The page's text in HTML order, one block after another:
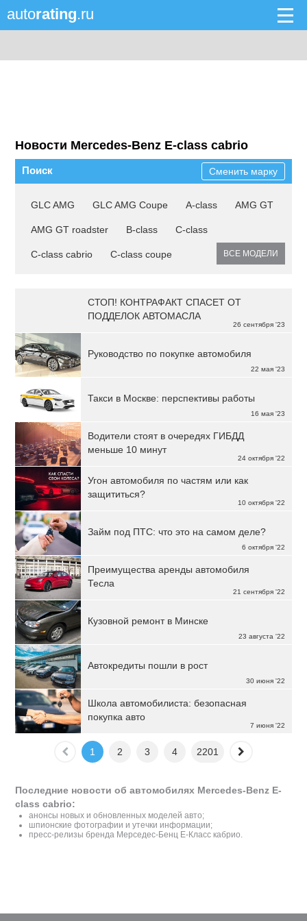
autorating.ru
Новости Mercedes-Benz E-class cabrio
Поиск Сменить марку
GLC AMG GLC AMG Coupe A-class AMG GT
AMG GT roadster B-class C-class
C-class cabrio C-class coupe ВСЕ МОДЕЛИ
26 сентября '23
СТОП! КОНТРАФАКТ СПАСЕТ ОТ
ПОДДЕЛОК АВТОМАСЛА
22 мая '23
Руководство по покупке автомобиля
16 мая '23
Такси в Москве: перспективы работы
24 октября '22
Водители стоят в очередях ГИБДД
меньше 10 минут
10 октября '22
Угон автомобиля по частям или как
защититься?
6 октября '22
Займ под ПТС: что это на самом деле?
21 сентября '22
Преимущества аренды автомобиля
Тесла
23 августа '22
Кузовной ремонт в Минске
30 июня '22
Автокредиты пошли в рост
7 июня '22
Школа автомобилиста: безопасная
покупка авто
1 2 3 4 2201
Последние новости об автомобилях Mercedes-Benz E-
class cabrio:
анонсы новых и обновленных моделей авто;
шпионские фотографии и утечки информации;
пресс-релизы бренда Мерседес-Бенц E-Класс кабрио.